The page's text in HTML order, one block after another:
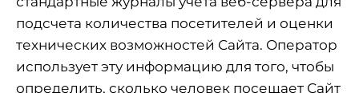
подсчета количества посетителей и оценки
технических возможностей Сайта. Оператор
использует эту информацию для того, чтобы
определить, сколько человек посещает Сайт